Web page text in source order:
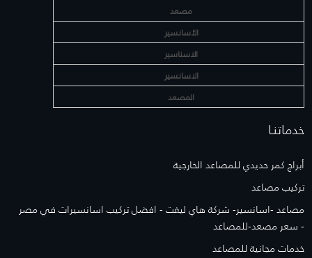
مصعد
الأسانسير
الاسناسير
الاسانسير
المصعد
خدماتنـا
أبراج كمر حديدي للمصاعد الخارجية
تركيب مصاعد
مصاعد -اسانسير- شركة هاي ليفت - افضل تركيب اسانسيرات في مصر
- سعر مصعد-للمصاعد
خدمات مجانية للمصاعد